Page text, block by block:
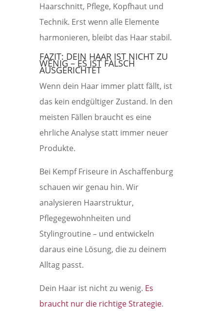
Haarschnitt, Pflege, Kopfhaut und
Technik. Erst wenn alle Elemente
harmonieren, bleibt das Haar stabil.
FAZIT: DEIN HAAR IST NICHT ZU
WENIG – ES IST FALSCH
AUSGERICHTET
Wenn dein Haar immer platt fällt, ist
das kein endgültiger Zustand. In den
meisten Fällen braucht es eine
ehrliche Analyse statt immer neuer
Produkte.
Bei Kempf Friseure in Aschaffenburg
schauen wir genau hin. Wir
analysieren Haarstruktur,
Pflegegewohnheiten und
Stylingroutine – und entwickeln
daraus eine Lösung, die zu deinem
Alltag passt.
Dein Haar ist nicht zu wenig. Es
braucht nur die richtige Strategie.